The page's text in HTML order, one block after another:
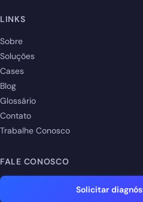
LINKS
Sobre
Soluções
Cases
Blog
Glossário
Contato
Trabalhe Conosco
FALE CONOSCO
Solicitar